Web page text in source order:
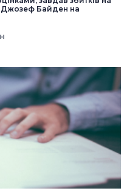
Байден на